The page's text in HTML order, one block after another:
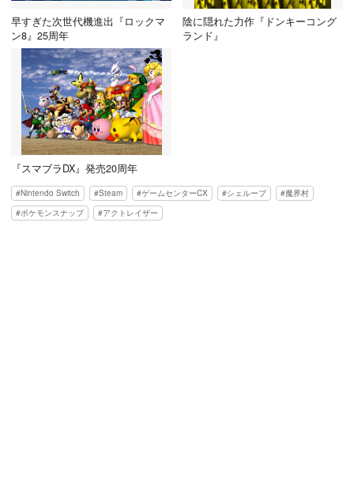
早すぎた次世代機進出『ロックマ
ン8』25周年
陰に隠れた力作『ドンキーコング
ランド』
『スマブラDX』発売20周年
Nintendo Switch Steam ゲームセンターCX シェループ
魔界村
ポケモンスナップ
アクトレイザー